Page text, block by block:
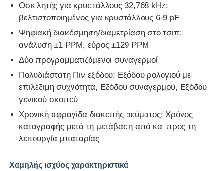
Επισκέψεις στο εργοστάσιο
Έλεγχος Ποιότητας
Επικοινωνήστε μαζί μας
Ειδήσεις
Υποθέσεις
Φύλακας πύλης προγραμματισμού πεδίου FPGA
Οσκιλητής για κρυστάλλους 32,768 kHz:
βελτιστοποιημένος για κρυστάλλους 6-9 pF
Ψηφιακή διακόσμηση/διαμετρίαση στο τσιπ:
ανάλυση ±1 PPM, εύρος ±129 PPM
Δύο προγραμματιζόμενοι συναγερμοί
Πολυδιάστατη Πιν εξόδου: Εξόδου ρολογιού με
επιλέξιμη συχνότητα, Εξόδου συναγερμού, Εξόδου
γενικού σκοπού
Χρονική σφραγίδα διακοπής ρεύματος: Χρόνος
καταγραφής μετά τη μετάβαση από και προς τη
λειτουργία μπαταρίας
Χαμηλής ισχύος χαρακτηριστικά